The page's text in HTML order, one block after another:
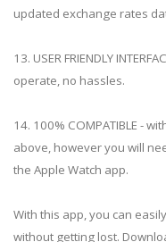
updated exchange rates
13. USER FRIENDLY
operate, no hassles.
14. 100% COMPATIBLE -
above, however you will
the Apple Watch app.
With this app, you can
without getting lost.